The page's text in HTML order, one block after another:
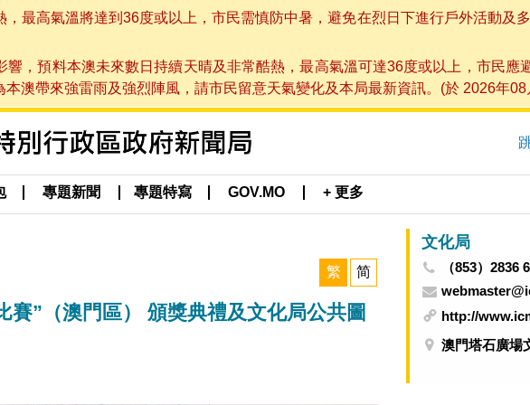
最高氣溫將達到36度或以上，市民需慎防中暑，避免在烈日下進行戶外活動及
，預料本澳未來數日持續天晴及非常酷熱，最高氣溫可達36度或以上，市民應
澳帶來強雷雨及強烈陣風，請市民留意天氣變化及本局最新資訊。(於 2026年
專題新聞 專題特寫 GOV.MO + 更多
繁 简
賽”（澳門區） 頒獎典禮及文化局公共圖
文化局
（853）2836
http://
澳門塔石廣場